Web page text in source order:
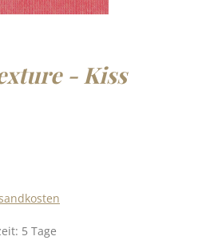
- Kiss
5 Tage